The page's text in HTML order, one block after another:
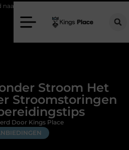
het vervangen van je sloten een
Stroom Het
Stroomstoringen
Door Kings Place